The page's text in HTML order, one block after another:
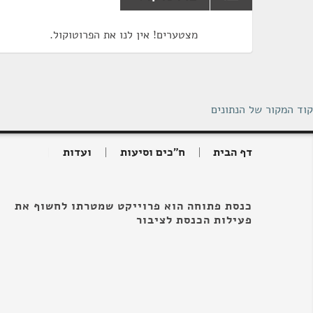
מצטערים! אין לנו את הפרוטוקול.
קוד המקור של הנתונים
דף הבית ח"כים וסיעות ועדות
כנסת פתוחה הוא פרוייקט שמטרתו לחשוף את
פעילות הכנסת לציבור